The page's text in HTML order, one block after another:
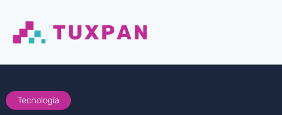
Tecnología